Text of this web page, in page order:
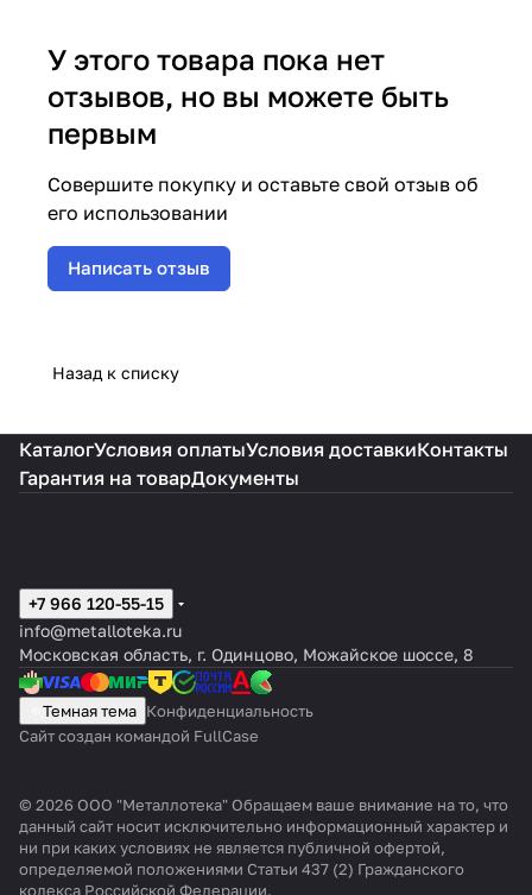
У этого товара пока нет
отзывов, но вы можете быть
первым
Совершите покупку и оставьте свой отзыв об
его использовании
Написать отзыв
Назад к списку
КаталогУсловия оплатыУсловия доставкиКонтакты
Гарантия на товарДокументы
+7 966 120-55-15
info@metalloteka.ru
Московская область, г. Одинцово, Можайское шоссе, 8
Темная тема Конфиденциальность
Сайт создан командой FullCase
© 2026 ООО "Металлотека" Обращаем ваше внимание на то, что
данный сайт носит исключительно информационный характер и
ни при каких условиях не является публичной офертой,
определяемой положениями Статьи 437 (2) Гражданского
кодекса Российской Федерации.